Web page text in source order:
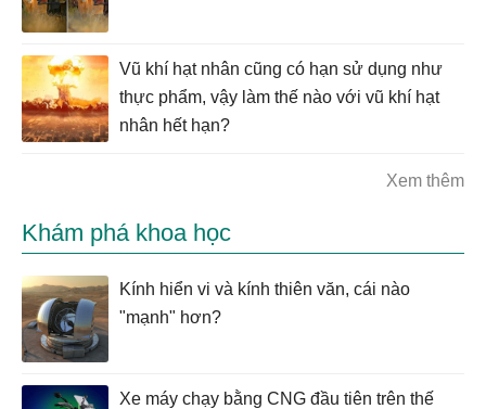
Vũ khí hạt nhân cũng có hạn sử dụng như
thực phẩm, vậy làm thế nào với vũ khí hạt
nhân hết hạn?
Xem thêm
Khám phá khoa học
Kính hiển vi và kính thiên văn, cái nào
"mạnh" hơn?
Xe máy chạy bằng CNG đầu tiên trên thế